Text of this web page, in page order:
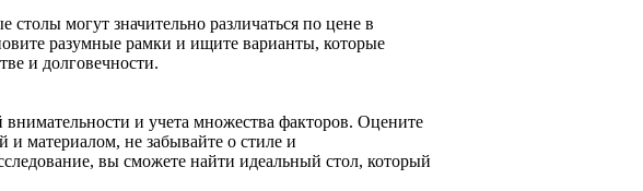
могут значительно различаться по цене в
разумные рамки и ищите варианты, которые
и долговечности.
и учета множества факторов. Оцените
материалом, не забывайте о стиле и
вы сможете найти идеальный стол, который